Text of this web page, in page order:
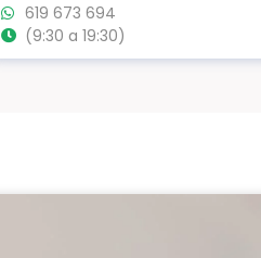
619 673 694
(9:30 a 19:30)